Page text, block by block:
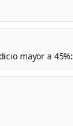
mayor a 45%: